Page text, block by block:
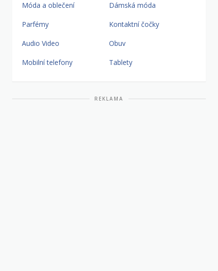
Móda a oblečení Dámská móda
Parfémy Kontaktní čočky
Audio Video Obuv
Mobilní telefony Tablety
REKLAMA